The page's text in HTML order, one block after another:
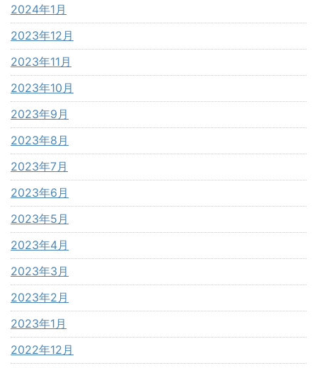
2024年1月
2023年12月
2023年11月
2023年10月
2023年9月
2023年8月
2023年7月
2023年6月
2023年5月
2023年4月
2023年3月
2023年2月
2023年1月
2022年12月